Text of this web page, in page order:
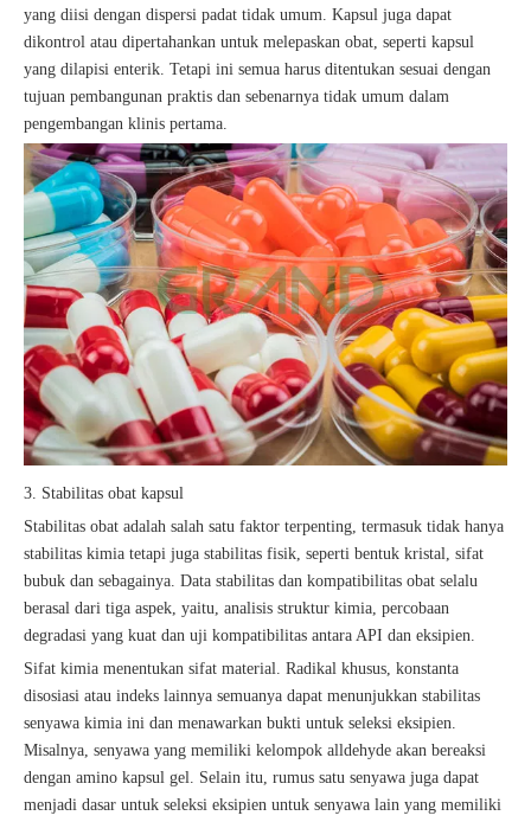
yang diisi dengan dispersi padat tidak umum. Kapsul juga dapat
dikontrol atau dipertahankan untuk melepaskan obat, seperti kapsul
yang dilapisi enterik. Tetapi ini semua harus ditentukan sesuai dengan
tujuan pembangunan praktis dan sebenarnya tidak umum dalam
pengembangan klinis pertama.
3. Stabilitas obat kapsul
Stabilitas obat adalah salah satu faktor terpenting, termasuk tidak hanya
stabilitas kimia tetapi juga stabilitas fisik, seperti bentuk kristal, sifat
bubuk dan sebagainya. Data stabilitas dan kompatibilitas obat selalu
berasal dari tiga aspek, yaitu, analisis struktur kimia, percobaan
degradasi yang kuat dan uji kompatibilitas antara API dan eksipien.
Sifat kimia menentukan sifat material. Radikal khusus, konstanta
disosiasi atau indeks lainnya semuanya dapat menunjukkan stabilitas
senyawa kimia ini dan menawarkan bukti untuk seleksi eksipien.
Misalnya, senyawa yang memiliki kelompok alldehyde akan bereaksi
dengan amino kapsul gel. Selain itu, rumus satu senyawa juga dapat
menjadi dasar untuk seleksi eksipien untuk senyawa lain yang memiliki